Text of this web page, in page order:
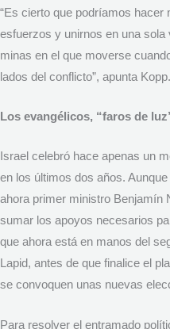
“Es cierto que podríamos hacer
esfuerzos y unirnos en una
minas en el que moverse
lados del conflicto”, apunta Kopp.
Los evangélicos, “faros de
Israel celebró hace apenas un
en los últimos dos años.
ahora primer ministro Benjamín
sumar los apoyos necesarios
que ahora está en manos del
Lapid, antes de que finalice el
se convoquen unas nuevas
Para resolver el entramado